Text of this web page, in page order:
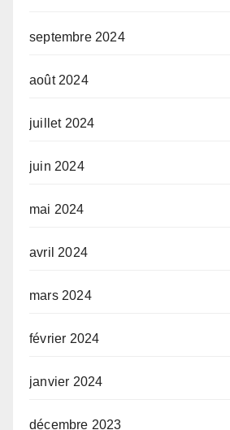
septembre 2024
août 2024
juillet 2024
juin 2024
mai 2024
avril 2024
mars 2024
février 2024
janvier 2024
décembre 2023